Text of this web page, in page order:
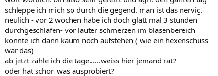
schleppe ich mich so durch die gegend. man ist das nervig.
neulich - vor 2 wochen habe ich doch glatt mal 3 stunden
durchgeschlafen- vor lauter schmerzen im blasenbereich
konnte ich dann kaum noch aufstehen ( wie ein hexenschuss
war das)
ab jetzt zähle ich die tage......weiss hier jemand rat?
oder hat schon was ausprobiert?